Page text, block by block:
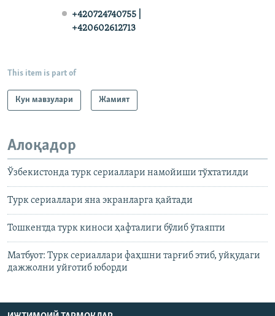
+420724740755 |
+420602612713
This item is part of
Кун мавзулари Жамият
Алоқадор
Ўзбекистонда турк сериаллари намойиши тўхтатилди
Турк сериаллари яна экранларга қайтади
Тошкентда турк киноси ҳафталиги бўлиб ўтаяпти
Матбуот: Турк сериаллари фаҳшни тарғиб этиб, уйқудаги
дажжолни уйғотиб юборди